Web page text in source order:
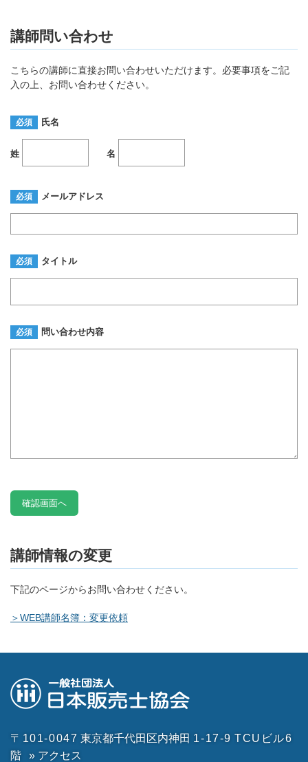
講師問い合わせ
こちらの講師に直接お問い合わせいただけます。必要事項をご記
入の上、お問い合わせください。
必須 氏名
姓 名
必須 メールアドレス
必須 タイトル
必須 問い合わせ内容
講師情報の変更
下記のページからお問い合わせください。
＞WEB講師名簿：変更依頼
〒101-0047 東京都千代田区内神田 1-17-9 TCUビル6
階
» アクセス